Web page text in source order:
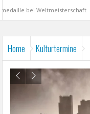
bei Weltmeisterschaft
Home Kulturtermine